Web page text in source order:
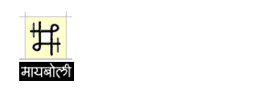
Skip to main content